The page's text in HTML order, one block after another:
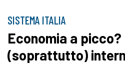
SISTEMA ITALIA
Economia a
(soprattutto)